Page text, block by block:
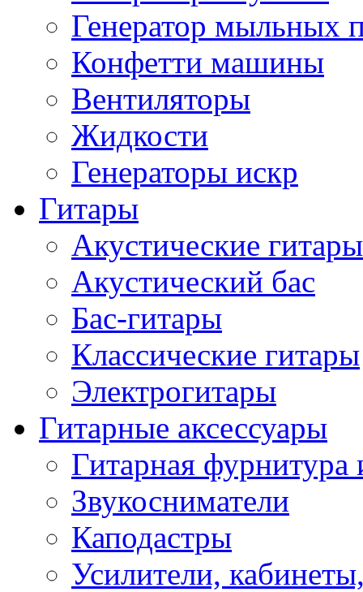
Генератор мыльных
Конфетти машины
Вентиляторы
Жидкости
Генераторы искр
Гитары
Акустические гитары
Акустический бас
Бас-гитары
Классические гитары
Электрогитары
Гитарные аксессуары
Гитарная фурнитура
Звукосниматели
Каподастры
Усилители,